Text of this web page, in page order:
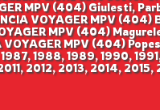
MPV (404) Giulesti,
VOYAGER MPV (404)
MPV (404)
MPV (404)
1988, 1989, 1990,
2012, 2013, 2014, 2015,